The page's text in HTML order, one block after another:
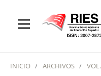
INICIO / ARCHIVOS /